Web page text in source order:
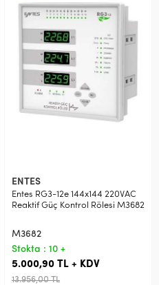
ENTES
Entes RG3-12e 144x144 220VAC
Reaktif Güç Kontrol Rölesi M3682
M3682
Stokta : 10 +
5.000,90 TL + KDV
13.956,00 TL